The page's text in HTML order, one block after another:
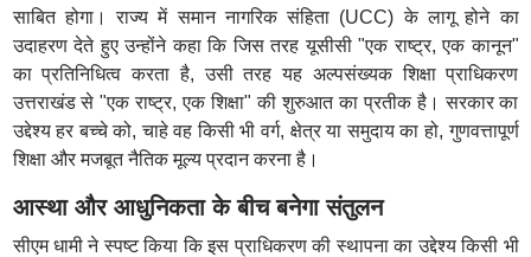
साबित होगा। राज्य में समान नागरिक संहिता (UCC) के लागू होने का
उदाहरण देते हुए उन्होंने कहा कि जिस तरह यूसीसी "एक राष्ट्र, एक कानून"
का प्रतिनिधित्व करता है, उसी तरह यह अल्पसंख्यक शिक्षा प्राधिकरण
उत्तराखंड से "एक राष्ट्र, एक शिक्षा" की शुरुआत का प्रतीक है। सरकार का
उद्देश्य हर बच्चे को, चाहे वह किसी भी वर्ग, क्षेत्र या समुदाय का हो, गुणवत्तापूर्ण
शिक्षा और मजबूत नैतिक मूल्य प्रदान करना है।
आस्था और आधुनिकता के बीच बनेगा संतुलन
सीएम धामी ने स्पष्ट किया कि इस प्राधिकरण की स्थापना का उद्देश्य किसी भी